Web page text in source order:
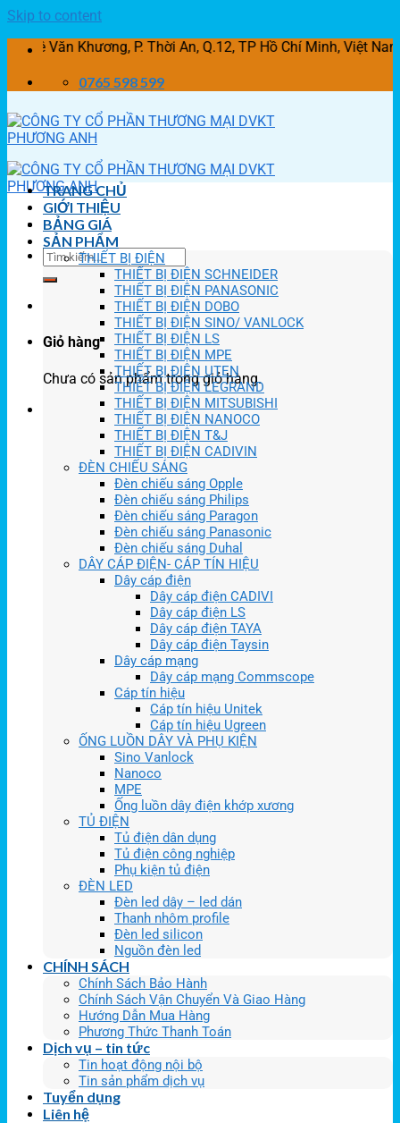
Skip to content
Văn Khương, P. Thời An, Q.12, TP Hồ Chí Minh, Việt Nam
0765 598 599
Giỏ hàng
Chưa có sản phẩm trong giỏ hàng.
TRANG CHỦ
GIỚI THIỆU
BẢNG GIÁ
SẢN PHẨM
THIẾT BỊ ĐIỆN
THIẾT BỊ ĐIỆN SCHNEIDER
THIẾT BỊ ĐIỆN PANASONIC
THIẾT BỊ ĐIỆN DOBO
THIẾT BỊ ĐIỆN SINO/ VANLOCK
THIẾT BỊ ĐIỆN LS
THIẾT BỊ ĐIỆN MPE
THIẾT BỊ ĐIỆN UTEN
THIẾT BỊ ĐIỆN LEGRAND
THIẾT BỊ ĐIỆN MITSUBISHI
THIẾT BỊ ĐIỆN NANOCO
THIẾT BỊ ĐIỆN T&J
THIẾT BỊ ĐIỆN CADIVIN
ĐÈN CHIẾU SÁNG
Đèn chiếu sáng Opple
Đèn chiếu sáng Philips
Đèn chiếu sáng Paragon
Đèn chiếu sáng Panasonic
Đèn chiếu sáng Duhal
DÂY CÁP ĐIỆN- CÁP TÍN HIỆU
Dây cáp điện
Dây cáp điện CADIVI
Dây cáp điện LS
Dây cáp điện TAYA
Dây cáp điện Taysin
Dây cáp mạng
Dây cáp mạng Commscope
Cáp tín hiệu
Cáp tín hiệu Unitek
Cáp tín hiệu Ugreen
ỐNG LUỒN DÂY VÀ PHỤ KIỆN
Sino Vanlock
Nanoco
MPE
Ống luồn dây điện khớp xương
TỦ ĐIỆN
Tủ điện dân dụng
Tủ điện công nghiệp
Phụ kiện tủ điện
ĐÈN LED
Đèn led dây – led dán
Thanh nhôm profile
Đèn led silicon
Nguồn đèn led
CHÍNH SÁCH
Chính Sách Bảo Hành
Chính Sách Vận Chuyển Và Giao Hàng
Hướng Dẫn Mua Hàng
Phương Thức Thanh Toán
Dịch vụ – tin tức
Tin hoạt động nội bộ
Tin sản phẩm dịch vụ
Tuyển dụng
Liên hệ